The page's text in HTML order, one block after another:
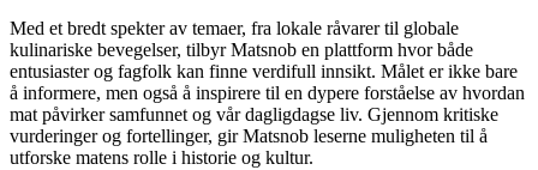
Med et bredt spekter av temaer, fra lokale råvarer til globale
kulinariske bevegelser, tilbyr Matsnob en plattform hvor både
entusiaster og fagfolk kan finne verdifull innsikt. Målet er ikke bare
å informere, men også å inspirere til en dypere forståelse av hvordan
mat påvirker samfunnet og vår dagligdagse liv. Gjennom kritiske
vurderinger og fortellinger, gir Matsnob leserne muligheten til å
utforske matens rolle i historie og kultur.